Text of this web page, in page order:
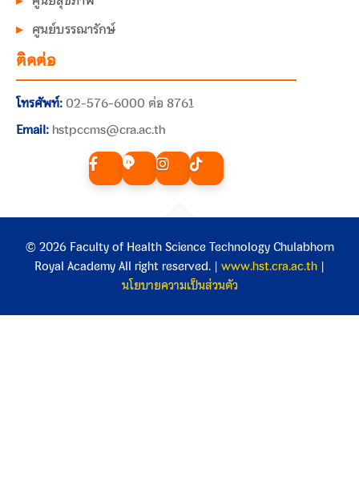
ศูนย์บรรณารักษ์
ติดต่อ
โทรศัพท์:02-576-6000 ต่อ 8761
Email: hstpccms@cra.ac.th
© 2026 Faculty of Health Science Technology Chulabhorn
Royal Academy All right reserved. | www.hst.cra.ac.th |
นโยบายความเป็นส่วนตัว